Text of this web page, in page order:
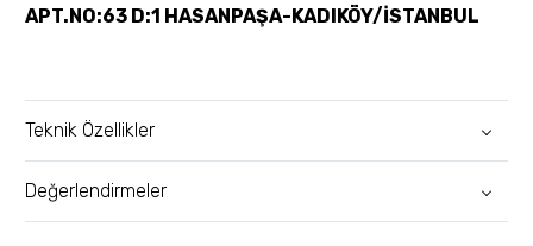
APT.NO:63 D:1 HASANPAŞA-KADIKÖY/İSTANBUL
Teknik Özellikler
Değerlendirmeler